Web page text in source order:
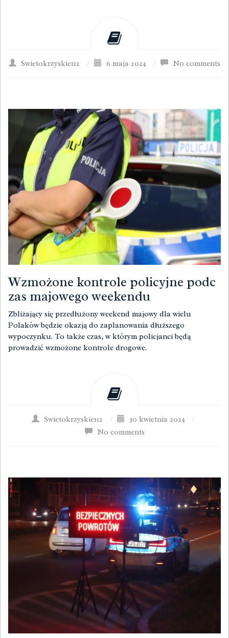
Swietokrzyskie112 / 6 maja 2024 / No comments
Wzmożone kontrole policyjne podc
zas majowego weekendu
Zbliżający się przedłużony weekend majowy dla wielu
Polaków będzie okazją do zaplanowania dłuższego
wypoczynku. To także czas, w którym policjanci będą
prowadzić wzmożone kontrole drogowe.
Swietokrzyskie112 / 30 kwietnia 2024
/
No comments